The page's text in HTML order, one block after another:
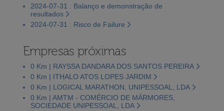
2024-07-31 : Balanço e demonstração de
resultados
2024-07-31 : Risco de Failure
Empresas próximas
0 Km | RAYSSA DANDARA DOS SANTOS PEREIRA
0 Km | ITHALO ATOS LOPES JARDIM
0 Km | LOGICAL MARATHON, UNIPESSOAL, LDA
0 Km | AMTM - COMÉRCIO DE MÁRMORES,
SOCIEDADE UNIPESSOAL, LDA